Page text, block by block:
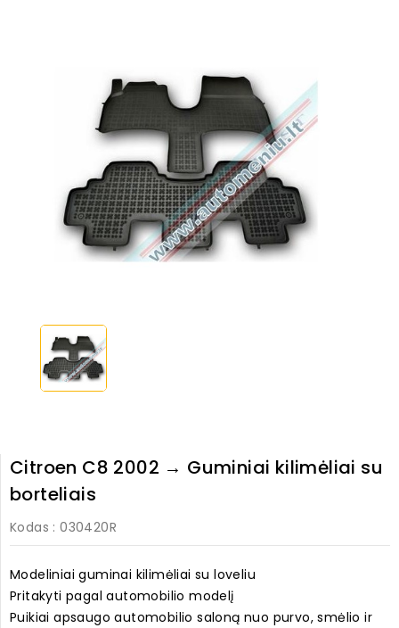
Citroen C8 2002 → Guminiai kilimėliai su
borteliais
Kodas : 030420R
Modeliniai guminai kilimėliai su loveliu
Pritakyti pagal automobilio modelį
Puikiai apsaugo automobilio saloną nuo purvo, smėlio ir